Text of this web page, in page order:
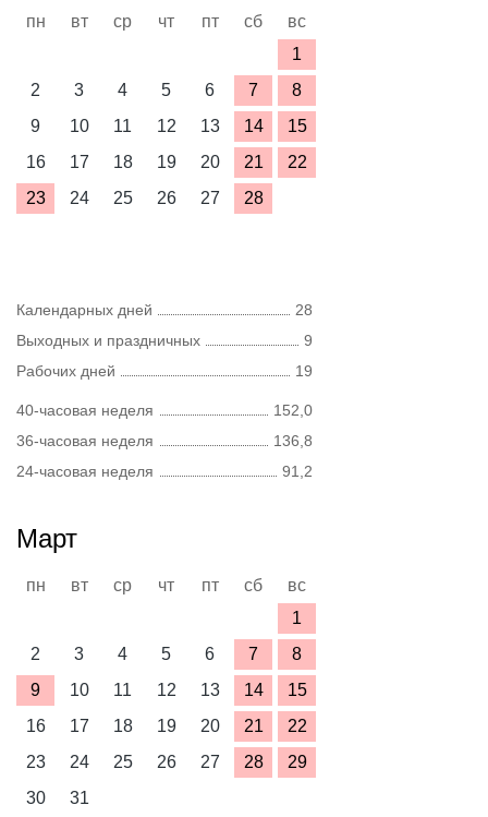
пн вт ср чт пт сб
вс
1
2
3 4 5 6 7
8
9
10 11 12 13 14
15
16
17 18 19 20 21
22
23
24 25 26 27 28
Календарных дней
28
Выходных и праздничных
9
Рабочих дней
19
40-часовая неделя
152,0
36-часовая неделя
136,8
24-часовая неделя
91,2
Март
пн вт ср чт пт сб
вс
1
2
3 4 5 6 7
8
9
10 11 12 13 14
15
16
17 18 19 20 21
22
23
24 25 26 27 28
29
30
31